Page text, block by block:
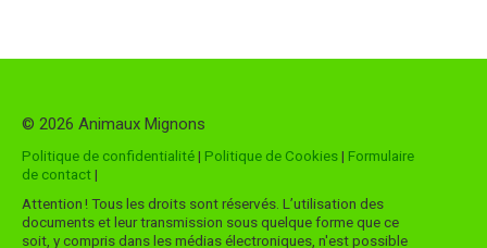
© 2026 Animaux Mignons
Politique de confidentialité| Politique de Cookies| Formulaire
de contact|
Attention ! Tous les droits sont réservés. L’utilisation des
documents et leur transmission sous quelque forme que ce
soit, y compris dans les médias électroniques, n'est possible